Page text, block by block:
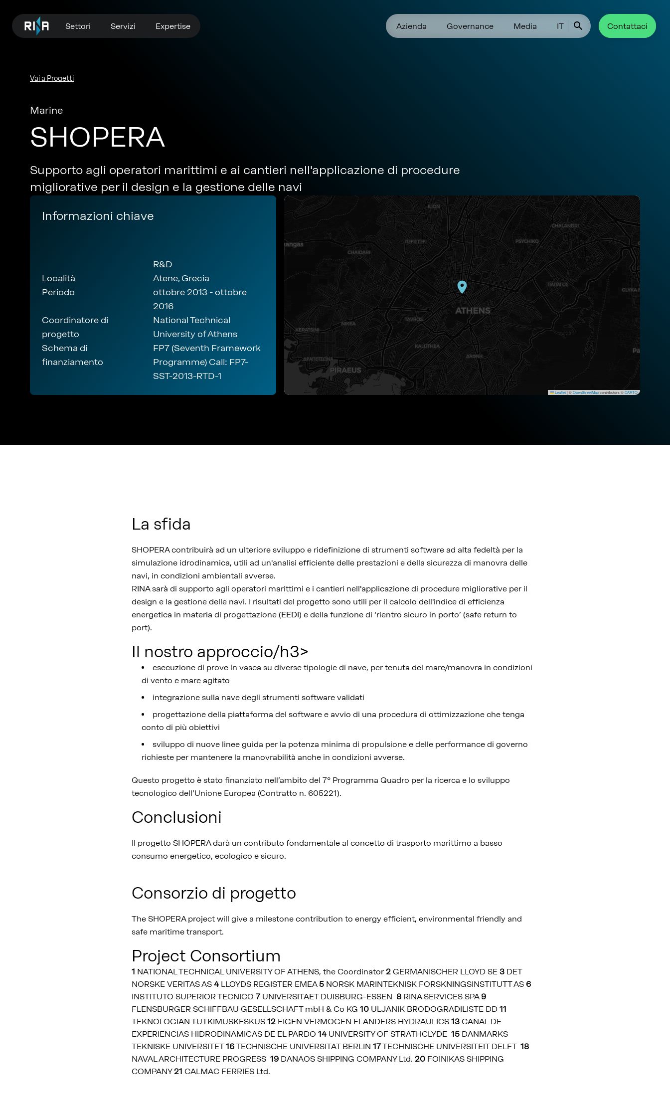
Settori Servizi Expertise Azienda Governance Media IT Contattaci
Vai a Progetti
Marine
SHOPERA
Supporto agli operatori marittimi e ai cantieri nell'applicazione di procedure
migliorative per il design e la gestione delle navi
Informazioni chiave
R&D
Località
Atene, Grecia
Periodo
ottobre 2013 - ottobre
2016
Coordinatore di
progetto
National Technical
University of Athens
Schema di
finanziamento
FP7 (Seventh Framework
Programme) Call: FP7-
SST-2013-RTD-1
Leaflet|©OpenStreetMapcontributors ©CARTO
La sfida
SHOPERA contribuirà ad un ulteriore sviluppo e ridefinizione di strumenti software ad alta fedeltà per la
simulazione idrodinamica, utili ad un'analisi efficiente delle prestazioni e della sicurezza di manovra delle
navi, in condizioni ambientali avverse.
RINA sarà di supporto agli operatori marittimi e i cantieri nell'applicazione di procedure migliorative per il
design e la gestione delle navi. I risultati del progetto sono utili per il calcolo dell'indice di efficienza
energetica in materia di progettazione (EEDI) e della funzione di ‘rientro sicuro in porto’ (safe return to
port).
Il nostro approccio/h3>
esecuzione di prove in vasca su diverse tipologie di nave, per tenuta del mare/manovra in condizioni
di vento e mare agitato
integrazione sulla nave degli strumenti software validati
progettazione della piattaforma del software e avvio di una procedura di ottimizzazione che tenga
conto di più obiettivi
sviluppo di nuove linee guida per la potenza minima di propulsione e delle performance di governo
richieste per mantenere la manovrabilità anche in condizioni avverse.
Questo progetto è stato finanziato nell’ambito del 7° Programma Quadro per la ricerca e lo sviluppo
tecnologico dell’Unione Europea (Contratto n. 605221).
Conclusioni
Il progetto SHOPERA darà un contributo fondamentale al concetto di trasporto marittimo a basso
consumo energetico, ecologico e sicuro.
Consorzio di progetto
The SHOPERA project will give a milestone contribution to energy efficient, environmental friendly and
safe maritime transport.
Project Consortium
1 NATIONAL TECHNICAL UNIVERSITY OF ATHENS, the Coordinator 2 GERMANISCHER LLOYD SE 3 DET
NORSKE VERITAS AS 4 LLOYDS REGISTER EMEA5 NORSK MARINTEKNISK FORSKNINGSINSTITUTT AS 6
INSTITUTO SUPERIOR TECNICO 7 UNIVERSITAET DUISBURG-ESSEN 8 RINA SERVICES SPA 9
FLENSBURGER SCHIFFBAU GESELLSCHAFT mbH & Co KG 10 ULJANIK BRODOGRADILISTE DD 11
TEKNOLOGIAN TUTKIMUSKESKUS 12 EIGEN VERMOGEN FLANDERS HYDRAULICS 13 CANAL DE
EXPERIENCIAS HIDRODINAMICAS DE EL PARDO 14 UNIVERSITY OF STRATHCLYDE 15 DANMARKS
TEKNISKE UNIVERSITET16TECHNISCHE UNIVERSITAT BERLIN 17TECHNISCHE UNIVERSITEIT DELFT 18
NAVAL ARCHITECTURE PROGRESS 19 DANAOS SHIPPING COMPANY Ltd. 20 FOINIKAS SHIPPING
COMPANY 21 CALMAC FERRIES Ltd.